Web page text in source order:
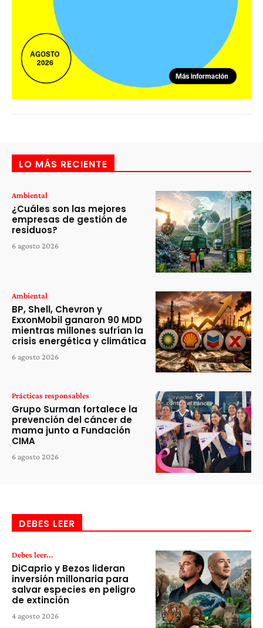
LO MÁS RECIENTE
Ambiental
¿Cuáles son las mejores
empresas de gestión de
residuos?
6 agosto 2026
Ambiental
BP, Shell, Chevron y
ExxonMobil ganaron 90 MDD
mientras millones sufrían la
crisis energética y climática
6 agosto 2026
Prácticas responsables
Grupo Surman fortalece la
prevención del cáncer de
mama junto a Fundación
CIMA
6 agosto 2026
DEBES LEER
Debes leer...
DiCaprio y Bezos lideran
inversión millonaria para
salvar especies en peligro
de extinción
4 agosto 2026